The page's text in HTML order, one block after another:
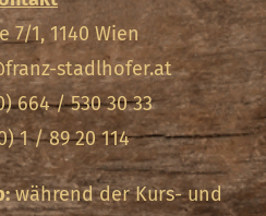
7/1, 1140 Wien
stadlhofer.at
664 / 530 30 33
1 / 89 20 114
während der Kurs- und